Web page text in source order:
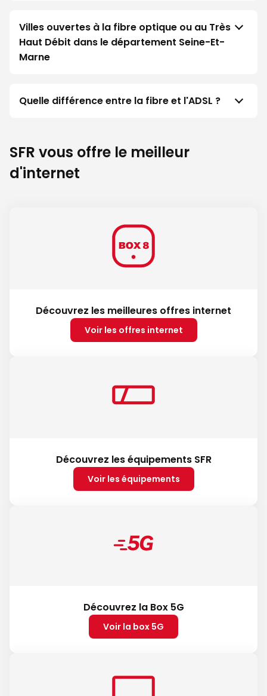
Villes ouvertes à la fibre optique ou au Très
Haut Débit dans le département Seine-Et-
Marne
Quelle différence entre la fibre et l'ADSL ?
SFR vous offre le meilleur
d'internet
Découvrez les meilleures offres internet
Voir les offres internet
Découvrez les équipements SFR
Voir les équipements
Découvrez la Box 5G
Voir la box 5G